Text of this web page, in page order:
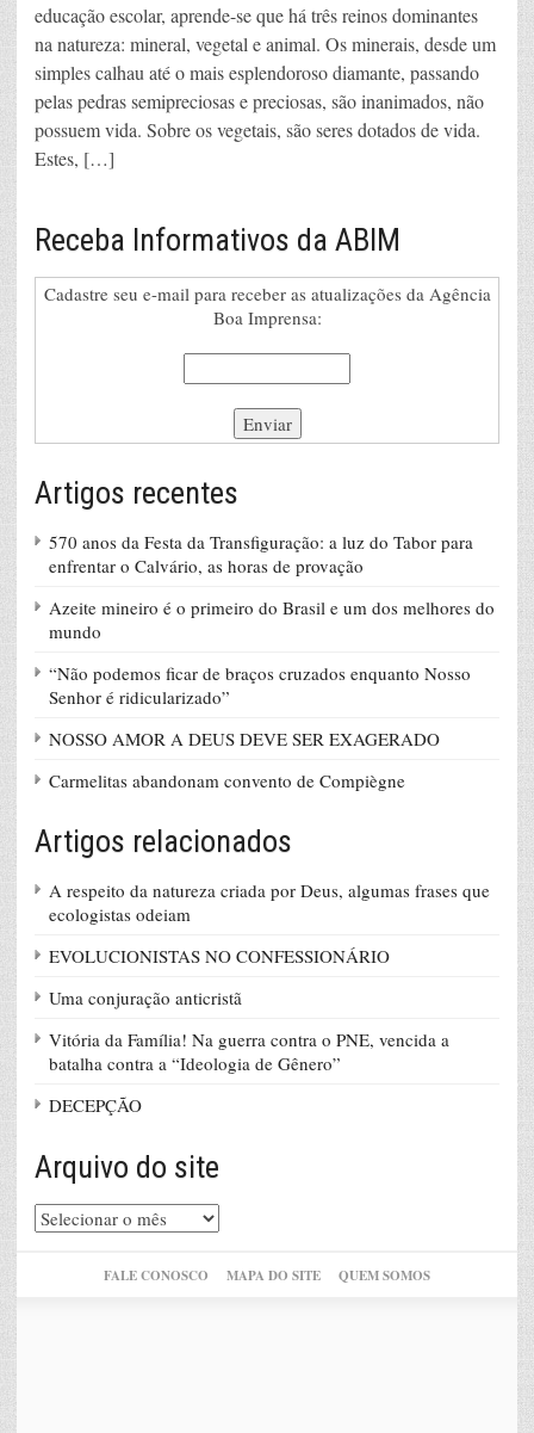
educação escolar, aprende-se que há três reinos dominantes
na natureza: mineral, vegetal e animal. Os minerais, desde um
simples calhau até o mais esplendoroso diamante, passando
pelas pedras semipreciosas e preciosas, são inanimados, não
possuem vida. Sobre os vegetais, são seres dotados de vida.
Estes, […]
Receba Informativos da ABIM
Cadastre seu e-mail para receber as atualizações da Agência
Boa Imprensa:
Artigos recentes
570 anos da Festa da Transfiguração: a luz do Tabor para
enfrentar o Calvário, as horas de provação
Azeite mineiro é o primeiro do Brasil e um dos melhores do
mundo
“Não podemos ficar de braços cruzados enquanto Nosso
Senhor é ridicularizado”
NOSSO AMOR A DEUS DEVE SER EXAGERADO
Carmelitas abandonam convento de Compiègne
Artigos relacionados
A respeito da natureza criada por Deus, algumas frases que
ecologistas odeiam
EVOLUCIONISTAS NO CONFESSIONÁRIO
Uma conjuração anticristã
Vitória da Família! Na guerra contra o PNE, vencida a
batalha contra a “Ideologia de Gênero”
DECEPÇÃO
Arquivo do site
Arquivo
do
FALE CONOSCO MAPA DO SITE QUEM SOMOS